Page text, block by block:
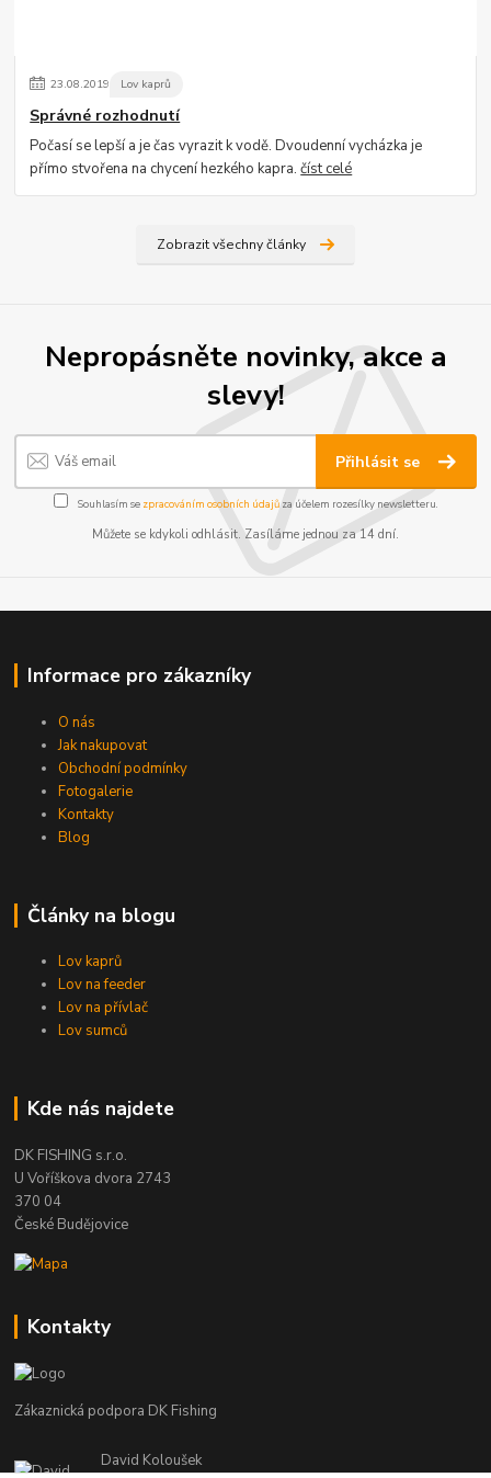
23.08.2019 Lov kaprů
Správné rozhodnutí
Počasí se lepší a je čas vyrazit k vodě. Dvoudenní vycházka je
přímo stvořena na chycení hezkého kapra.číst celé
Zobrazit všechny články
Nepropásněte novinky, akce a
slevy!
Přihlásit se
Souhlasím se zpracováním osobních údajůza účelem rozesílky newsletteru.
Můžete se kdykoli odhlásit. Zasíláme jednou za 14 dní.
Informace pro zákazníky
O nás
Jak nakupovat
Obchodní podmínky
Fotogalerie
Kontakty
Blog
Články na blogu
Lov kaprů
Lov na feeder
Lov na přívlač
Lov sumců
Kde nás najdete
DK FISHING s.r.o.
U Voříškova dvora 2743
370 04
České Budějovice
Kontakty
Zákaznická podpora DK Fishing
David Koloušek